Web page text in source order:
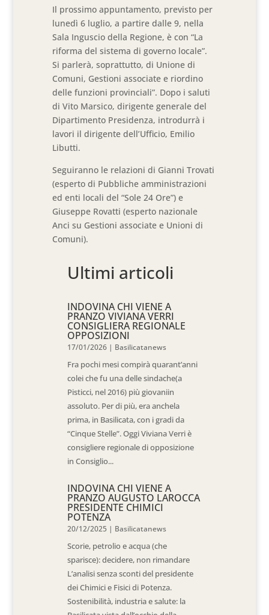
Il prossimo appuntamento, previsto per
lunedì 6 luglio, a partire dalle 9, nella
Sala Inguscio della Regione, è con “La
riforma del sistema di governo locale”.
Si parlerà, soprattutto, di Unione di
Comuni, Gestioni associate e riordino
delle funzioni provinciali”. Dopo i saluti
di Vito Marsico, dirigente generale del
Dipartimento Presidenza, introdurrà i
lavori il dirigente dell’Ufficio, Emilio
Libutti.
Seguiranno le relazioni di Gianni Trovati
(esperto di Pubbliche amministrazioni
ed enti locali del “Sole 24 Ore”) e
Giuseppe Rovatti (esperto nazionale
Anci su Gestioni associate e Unioni di
Comuni).
Ultimi articoli
INDOVINA CHI VIENE A
PRANZO VIVIANA VERRI
CONSIGLIERA REGIONALE
OPPOSIZIONI
17/01/2026 | Basilicatanews
Fra pochi mesi compirà quarant’anni
colei che fu una delle sindache(a
Pisticci, nel 2016) più giovaniin
assoluto. Per di più, era anchela
prima, in Basilicata, con i gradi da
“Cinque Stelle”. Oggi Viviana Verri è
consigliere regionale di opposizione
in Consiglio...
INDOVINA CHI VIENE A
PRANZO AUGUSTO LAROCCA
PRESIDENTE CHIMICI
POTENZA
20/12/2025 | Basilicatanews
Scorie, petrolio e acqua (che
sparisce): decidere, non rimandare
L’analisi senza sconti del presidente
dei Chimici e Fisici di Potenza.
Sostenibilità, industria e salute: la